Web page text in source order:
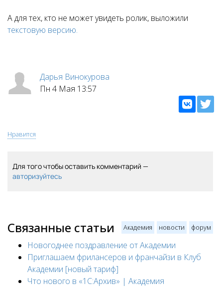
А для тех, кто не может увидеть ролик, выложили
текстовую версию.
Дарья Винокурова
Пн 4 Мая 13:57
Нравится
Для того чтобы оставить комментарий —
авторизуйтесь
Академия новости форум
Связанные статьи
Новогоднее поздравление от Академии
Приглашаем фрилансеров и франчайзи в Клуб
Академии [новый тариф]
Что нового в «1С:Архив» | Академия